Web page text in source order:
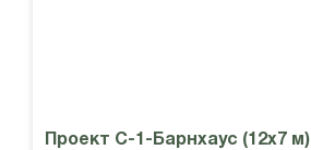
Проект С-1-Барнхаус (12х7 м)